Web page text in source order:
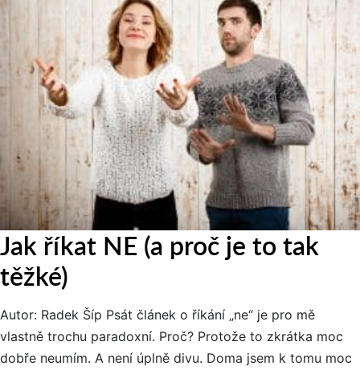
Jak říkat NE (a proč je to tak
těžké)
Autor: Radek Šíp Psát článek o říkání „ne“ je pro mě
vlastně trochu paradoxní. Proč? Protože to zkrátka moc
dobře neumím. A není úplně divu. Doma jsem k tomu moc